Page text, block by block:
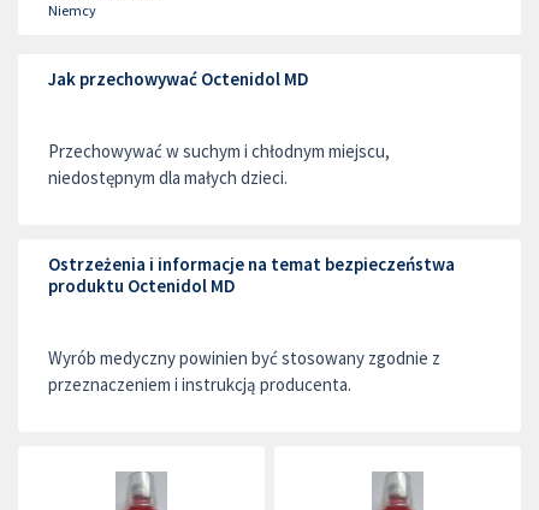
Niemcy
Jak przechowywać Octenidol MD
Przechowywać w suchym i chłodnym miejscu,
niedostępnym dla małych dzieci.
Ostrzeżenia i informacje na temat bezpieczeństwa
produktu Octenidol MD
Wyrób medyczny powinien być stosowany zgodnie z
przeznaczeniem i instrukcją producenta.